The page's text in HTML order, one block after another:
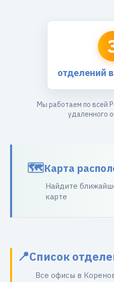
отделений
Мы работаем по всей
удаленного
Карта
Найдите
карте
Список
Все офисы в